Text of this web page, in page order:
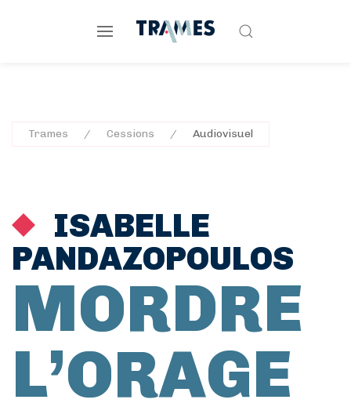
Trames Cessions Audiovisuel
ISABELLE
PANDAZOPOULOS
MORDRE
L’ORAGE